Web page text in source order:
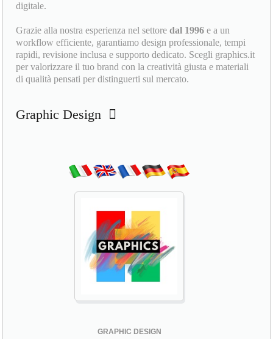
digitale.
Grazie alla nostra esperienza nel settoredal 1996 e a un
workflow efficiente, garantiamo design professionale, tempi
rapidi, revisione inclusa e supporto dedicato. Scegli graphics.it
per valorizzare il tuo brand con la creatività giusta e materiali
di qualità pensati per distinguerti sul mercato.
Graphic Design
GRAPHIC DESIGN